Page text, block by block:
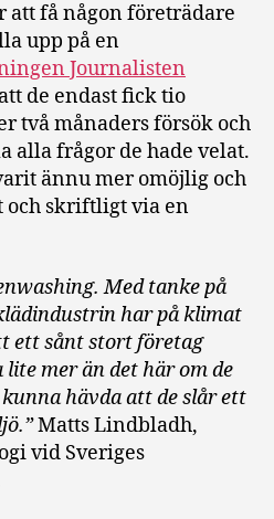
att få någon företrädare
upp på en
Journalisten
de endast fick tio
två månaders försök och
alla frågor de hade velat.
ännu mer omöjlig och
och skriftligt via en
Med tanke på
har på klimat
ett sånt stort företag
mer än det här om de
hävda att de slår ett
Matts Lindbladh,
vid Sveriges